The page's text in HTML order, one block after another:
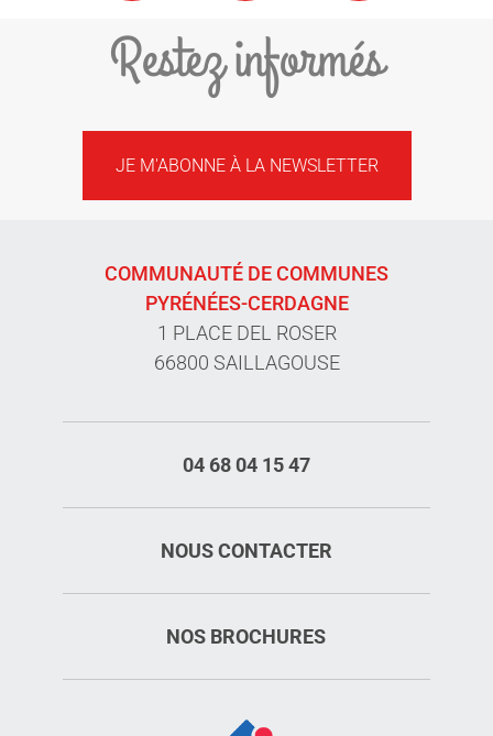
Restez informés
JE M'ABONNE À LA NEWSLETTER
COMMUNAUTÉ DE COMMUNES
PYRÉNÉES-CERDAGNE
1 PLACE DEL ROSER
66800 SAILLAGOUSE
04 68 04 15 47
NOUS CONTACTER
NOS BROCHURES